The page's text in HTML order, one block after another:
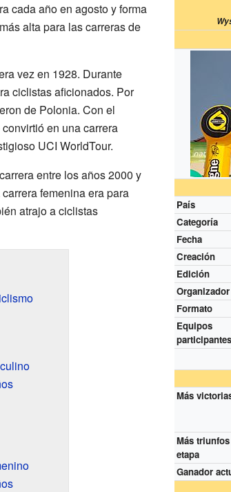
País
Categoría
Fecha
Creación
Edición
Organizador
Formato
Equipos
participantes
Más
Más
etapa
Ganador
cada año en agosto y forma
alta para las carreras de
vez en 1928. Durante
ciclistas aficionados. Por
de Polonia. Con el
en una carrera
UCI WorldTour.
entre los años 2000 y
femenina era para
atrajo a ciclistas